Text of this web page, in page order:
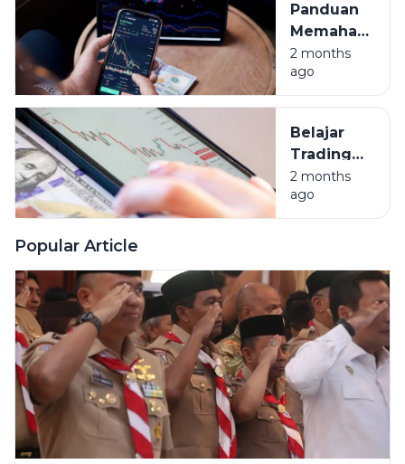
Sawit
Dunia?
Panduan
Memahami
Grafik
Trading
Bagi
2 months
ago
Belajar
Trading
Forex:
Jangan
Cuma
Cuan,
Pahami
Dulu
Istilahnya
Biar
Nggak
Linglung
2 months
ago
Popular Article